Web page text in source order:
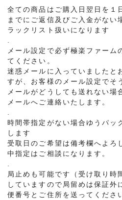
全ての商品はご購入日翌日を１
までにご返信及びご入金がない
ラックリスト扱いになります
メール設定で必ず極楽ファーム
てください。
迷惑メールに入っていましたと
すが、お客様のメール設定でそ
メールがどうしても送れない場
メールへご連絡いたします。
時間帯指定がない場合ゆうパッ
します
受取日のご希望は備考欄へよろ
中指定はご相談になります。
局止めも可能です（受け取り時
していますので局留めは保証外
便番号とご住所を送ってくださ